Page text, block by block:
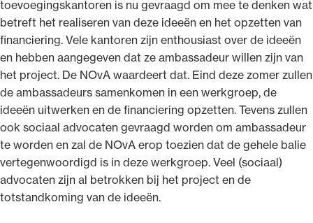
toevoegingskantoren is nu gevraagd om mee te denken wat
betreft het realiseren van deze ideeën en het opzetten van
financiering. Vele kantoren zijn enthousiast over de ideeën
en hebben aangegeven dat ze ambassadeur willen zijn van
het project. De NOvA waardeert dat. Eind deze zomer zullen
de ambassadeurs samenkomen in een werkgroep, de
ideeën uitwerken en de financiering opzetten. Tevens zullen
ook sociaal advocaten gevraagd worden om ambassadeur
te worden en zal de NOvA erop toezien dat de gehele balie
vertegenwoordigd is in deze werkgroep. Veel (sociaal)
advocaten zijn al betrokken bij het project en de
totstandkoming van de ideeën.